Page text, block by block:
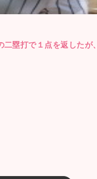
塁打で１点を返したが